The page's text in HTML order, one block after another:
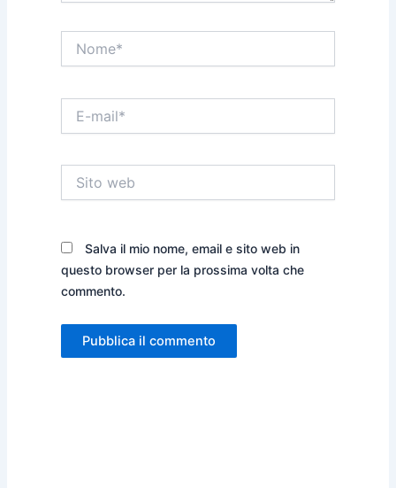
mail*
web
Salva il mio nome, email e sito web in
questo browser per la prossima volta che
commento.